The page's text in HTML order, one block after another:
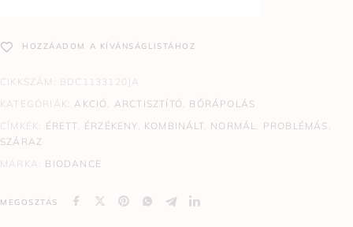
HOZZÁADOM A KÍVÁNSÁGLISTÁHOZ
CIKKSZÁM: BDC1133120JA
KATEGÓRIÁK:AKCIÓ , ARCTISZTÍTÓ , BŐRÁPOLÁS
CÍMKÉK: ÉRETT, ÉRZÉKENY, KOMBINÁLT, NORMÁL, PROBLÉMÁS ,
SZÁRAZ
MÁRKA: BIODANCE
MEGOSZTÁS